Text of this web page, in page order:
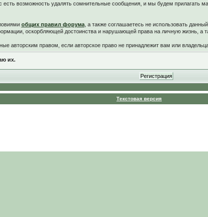
есть возможность удалять сомнительные сообщения, и мы будем прилагать
общих правил форума, а также соглашаетесь не использовать
оскорбляющей достоинства и нарушающей права на личную жизнь,
авторским правом, если авторское право не принадлежит вам или
их.
Текстовая версия